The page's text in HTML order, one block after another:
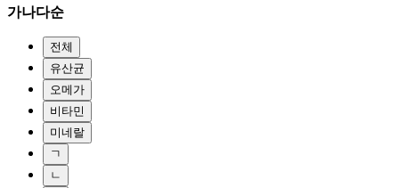
가나다순
전체
유산균
오메가
비타민
미네랄
ㄱ
ㄴ